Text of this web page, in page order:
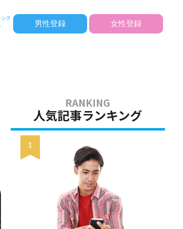
男性登録 女性登録
人気記事ランキング